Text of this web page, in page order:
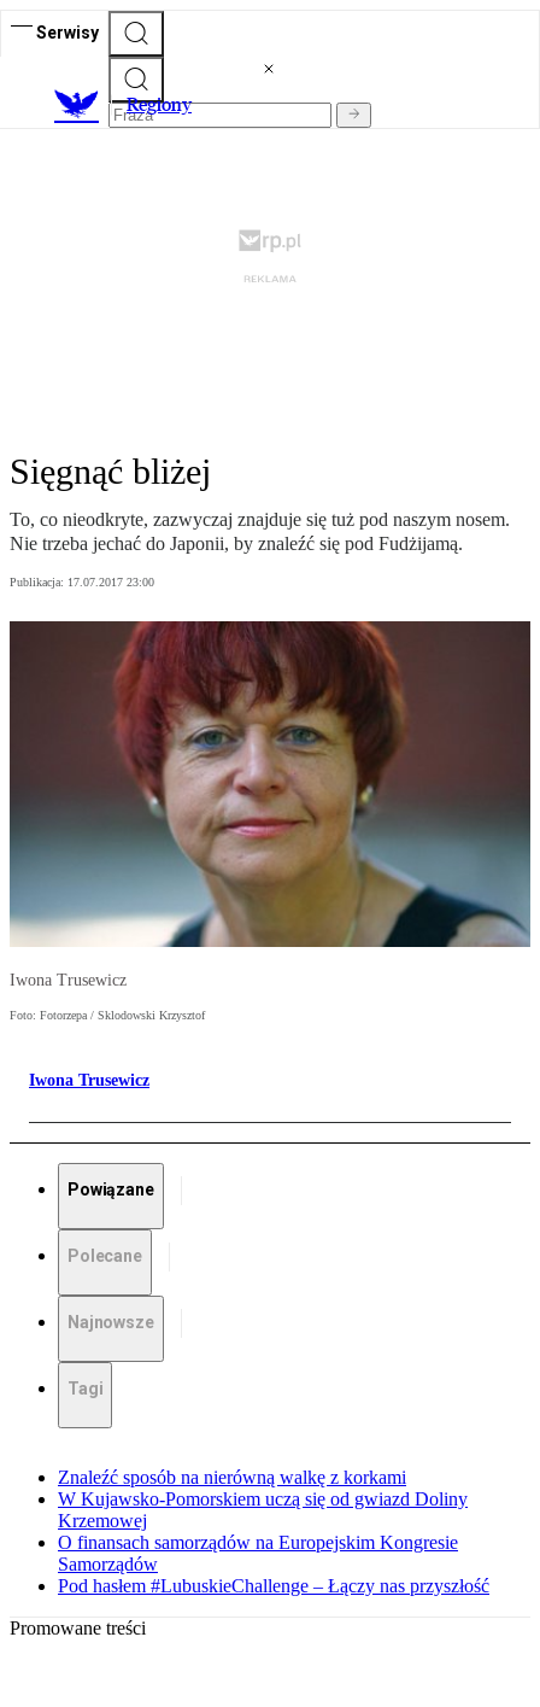
Serwisy
Regiony
Sięgnąć bliżej
To, co nieodkryte, zazwyczaj znajduje się tuż pod naszym nosem.
Nie trzeba jechać do Japonii, by znaleźć się pod Fudżijamą.
Publikacja: 17.07.2017 23:00
Iwona Trusewicz
Foto: Fotorzepa / Sklodowski Krzysztof
Iwona Trusewicz
Powiązane
Polecane
Najnowsze
Tagi
Znaleźć sposób na nierówną walkę z korkami
W Kujawsko-Pomorskiem uczą się od gwiazd Doliny
Krzemowej
O finansach samorządów na Europejskim Kongresie
Samorządów
Pod hasłem #LubuskieChallenge – Łączy nas przyszłość
Promowane treści